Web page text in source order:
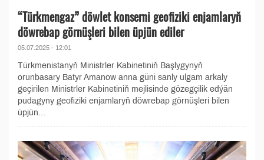
“Türkmengaz” döwlet konserni geofiziki enjamlaryň
döwrebap görnüşleri bilen üpjün ediler
05.07.2025 - 12:01
Türkmenistanyň Ministrler Kabinetiniň Başlygynyň
orunbasary Batyr Amanow anna güni sanly ulgam arkaly
geçirilen Ministrler Kabinetiniň mejlisinde gözegçilik edýän
pudagyny geofiziki enjamlaryň döwrebap görnüşleri bilen
üpjün...